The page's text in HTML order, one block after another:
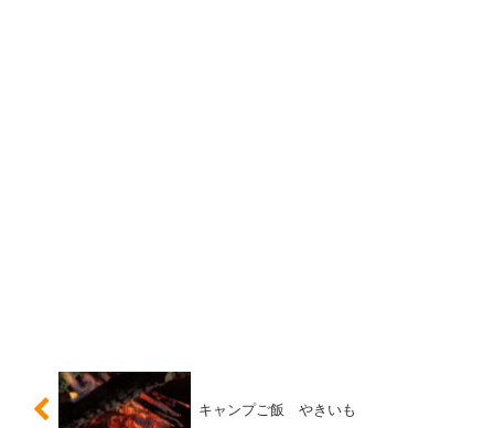
キャンプご飯 やきいも